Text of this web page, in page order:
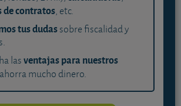
de contratos, etc.
tus dudassobre fiscalidad y
lasventajas para nuestros
mucho dinero.